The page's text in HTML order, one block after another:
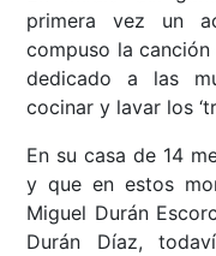
primera vez un
compuso la canción
dedicado a las
cocinar y lavar los
En su casa de 14
y que en estos
Miguel Durán
Durán Díaz,